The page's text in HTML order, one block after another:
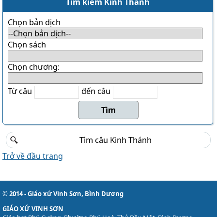
THÁNH CA
Download LỜI BÀI HÁT
Danh sách bài hát MP3
Danh sách bài hát
Tải về (file pdf và encore)
TÀI LIỆU
Các mẫu phiếu đăng ký
Chọn bản dịch
Chọn sách
Chọn chương:
Từ câu đến câu
Trở về đầu trang
© 2014 - Giáo xứ Vinh Sơn, Bình Dương
GIÁO XỨ VINH SƠN